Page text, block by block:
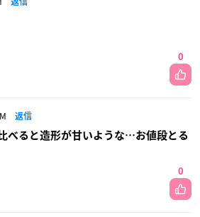
0
返信
べると造形が甘いような…お値段とる
0